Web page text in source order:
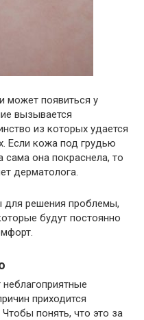
появиться у
вызывается
из которых удается
Если кожа под грудью
она покраснела, то
дерматолога.
для решения проблемы,
будут постоянно
приходится
понять, что это за